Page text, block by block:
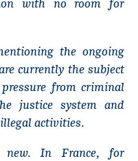
with no room for
the ongoing
currently the subject
from criminal
justice system and
activities.
new. In France, for